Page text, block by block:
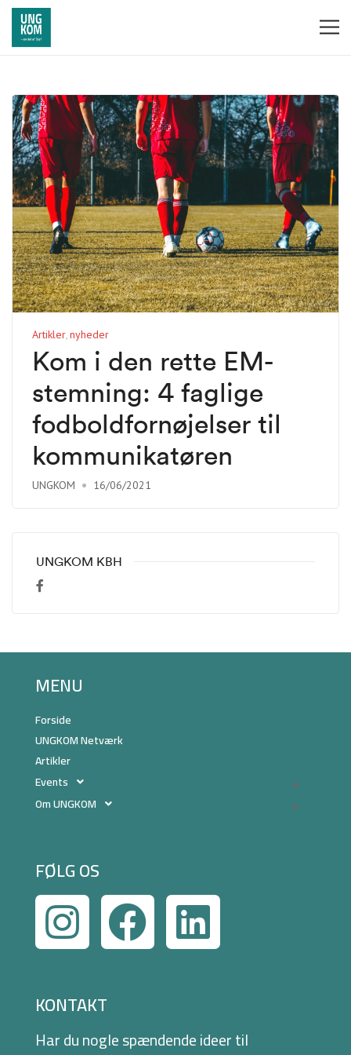
Artikler nyheder
Kom i den rette EM-
stemning: 4 faglige
fodboldfornøjelser til
kommunikatøren
UNGKOM 16/06/2021
UNGKOM KBH
MENU
Forside
UNGKOM Netværk
Artikler
Events
Om UNGKOM
FØLG OS
KONTAKT
Har du nogle spændende ideer til